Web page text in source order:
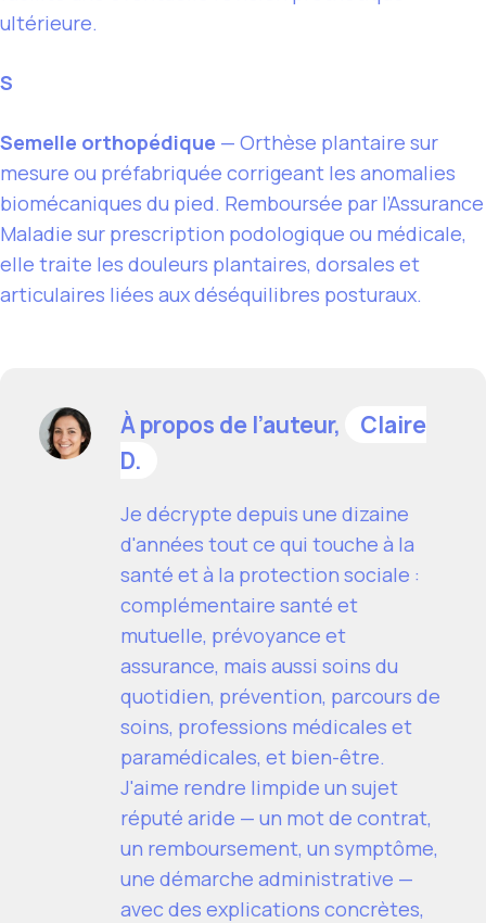
ultérieure.
S
Semelle orthopédique — Orthèse plantaire sur
mesure ou préfabriquée corrigeant les anomalies
biomécaniques du pied. Remboursée par l’Assurance
Maladie sur prescription podologique ou médicale,
elle traite les douleurs plantaires, dorsales et
articulaires liées aux déséquilibres posturaux.
À propos de l’auteur,
Claire
D.
Je décrypte depuis une dizaine
d'années tout ce qui touche à la
santé et à la protection sociale :
complémentaire santé et
mutuelle, prévoyance et
assurance, mais aussi soins du
quotidien, prévention, parcours de
soins, professions médicales et
paramédicales, et bien-être.
J'aime rendre limpide un sujet
réputé aride — un mot de contrat,
un remboursement, un symptôme,
une démarche administrative —
avec des explications concrètes,